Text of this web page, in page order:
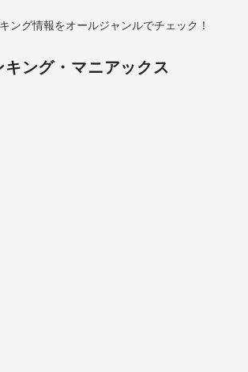
ング情報をオールジャンルでチェック！
キング・マニアックス